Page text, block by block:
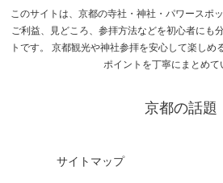
このサイトは、京都の寺社・神社・パワースポ
ご利益、見どころ、参拝方法などを初心者にも
トです。 京都観光や神社参拝を安心して楽しめ
ポイントを丁寧にまとめて
京都の話題
サイトマップ